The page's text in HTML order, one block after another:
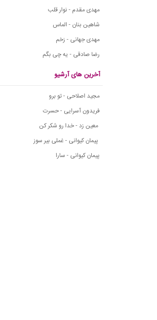
مهدی مقدم - نوار قلب
شاهین بنان - الماس
مهدی جهانی - زخم
رضا صادقی - یه چی بگم
آخرین های آرشیو
مجید اصلاحی - تو برو
فریدون آسرایی - حسرت
معین زد - خدا رو شکر کن
پیمان کیوانی - غملی بیر سوز
پیمان کیوانی - سارا